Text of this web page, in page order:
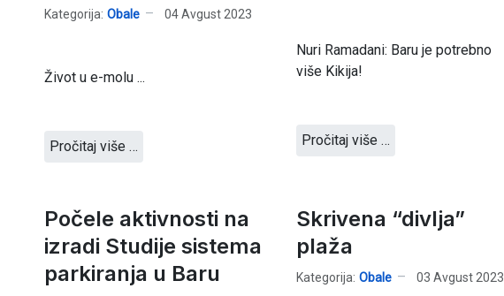
Kategorija: Obale 04 Avgust 2023
Život u e-molu ...
Pročitaj više …
Nuri Ramadani: Baru je potrebno
više Kikija!
Pročitaj više …
Počele aktivnosti na
izradi Studije sistema
parkiranja u Baru
Skrivena “divlja”
plaža
Kategorija: Obale 03 Avgust 2023